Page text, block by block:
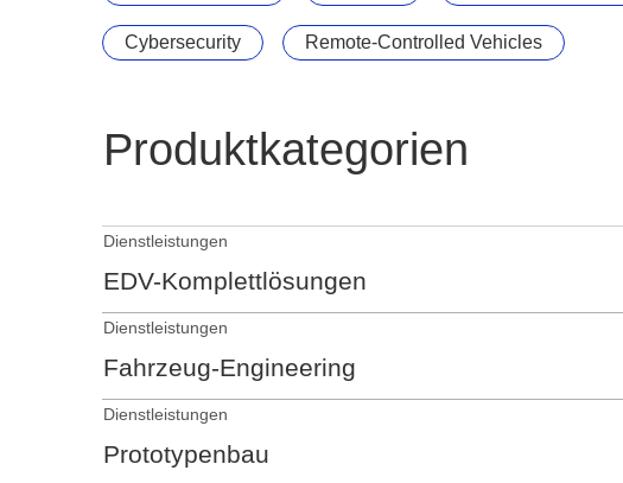
Cybersecurity Remote-Controlled Vehicles
Produktkategorien
Dienstleistungen
EDV-Komplettlösungen
Dienstleistungen
Fahrzeug-Engineering
Dienstleistungen
Prototypenbau